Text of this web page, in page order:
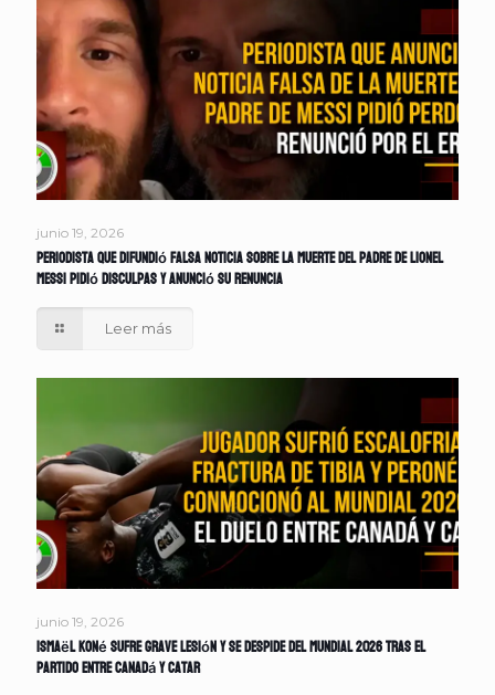
junio 19, 2026
Periodista que difundió falsa noticia sobre la muerte del padre de Lionel
Messi pidió disculpas y anunció su renuncia
Leer más
junio 19, 2026
Ismaël Koné sufre grave lesión y se despide del Mundial 2026 tras el
partido entre Canadá y Catar